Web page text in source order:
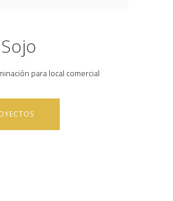
para local comercial